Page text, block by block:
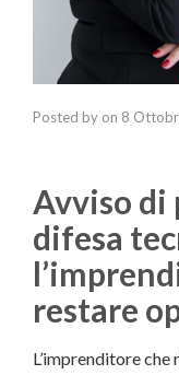
Posted by on 8
Avviso di
difesa
restare
L’imprenditore che